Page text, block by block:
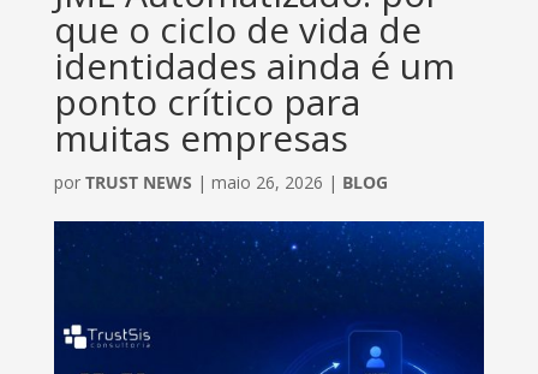
que o ciclo de vida de
identidades ainda é um
ponto crítico para
muitas empresas
por TRUST NEWS | maio 26, 2026 | BLOG